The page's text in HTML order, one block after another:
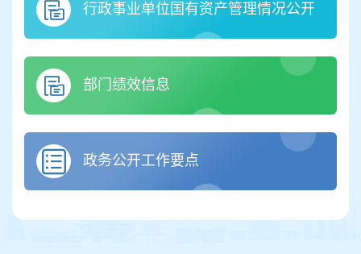
行政事业单位国有资产管理情况公开
部门绩效信息
政务公开工作要点